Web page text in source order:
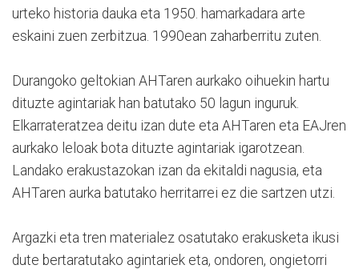
urteko historia dauka eta 1950. hamarkadara arte
eskaini zuen zerbitzua. 1990ean zaharberritu zuten.
Durangoko geltokian AHTaren aurkako oihuekin hartu
dituzte agintariak han batutako 50 lagun inguruk.
Elkarrateratzea deitu izan dute eta AHTaren eta EAJren
aurkako leloak bota dituzte agintariak igarotzean.
Landako erakustazokan izan da ekitaldi nagusia, eta
AHTaren aurka batutako herritarrei ez die sartzen utzi.
Argazki eta tren materialez osatutako erakusketa ikusi
dute bertaratutako agintariek eta, ondoren, ongietorri